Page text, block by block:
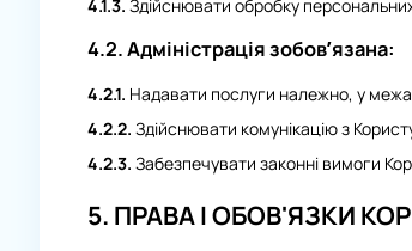
4.1.3. Здійснювати обробку
4.2.Адміністрація зобов’язана:
4.2.1. Надавати послуги належно, у
4.2.2. Здійснювати комунікацію з
4.2.3. Забезпечувати законні вимоги
5. ПРАВА І ОБОВ'ЯЗКИ